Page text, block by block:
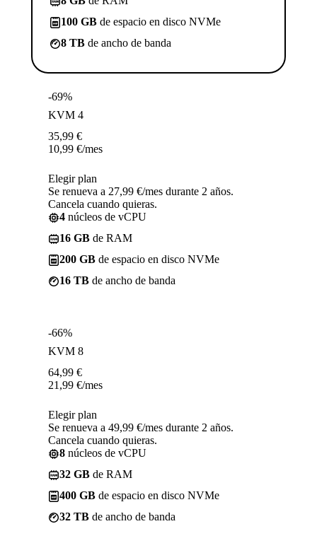
100 GB de espacio en disco NVMe
8 TB de ancho de banda
-69%
KVM 4
35,99 €
10,99 €/mes
Elegir plan
Se renueva a 27,99 €/mes durante 2 años.
Cancela cuando quieras.
4 núcleos de vCPU
16 GB de RAM
200 GB de espacio en disco NVMe
16 TB de ancho de banda
-66%
KVM 8
64,99 €
21,99 €/mes
Elegir plan
Se renueva a 49,99 €/mes durante 2 años.
Cancela cuando quieras.
8 núcleos de vCPU
32 GB de RAM
400 GB de espacio en disco NVMe
32 TB de ancho de banda